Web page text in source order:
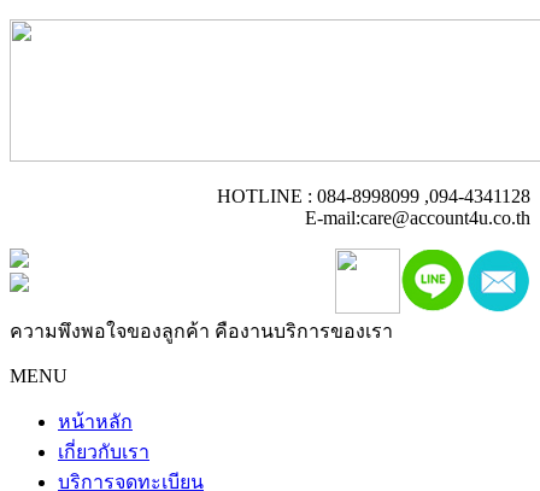
HOTLINE : 084-8998099 ,094-4341128
E-mail:care@account4u.co.th
ความพึงพอใจของลูกค้า คืองานบริการของเรา
MENU
หน้าหลัก
เกี่ยวกับเรา
บริการจดทะเบียน